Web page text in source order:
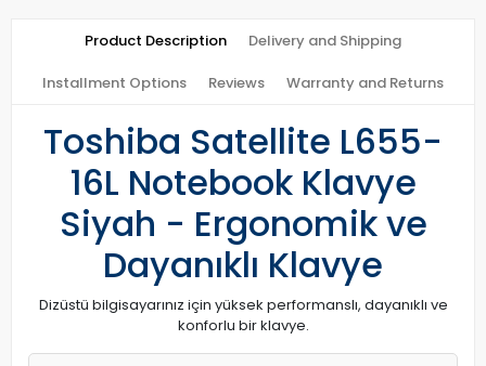
Product Description Delivery and Shipping
Installment Options Reviews Warranty and Returns
Toshiba Satellite L655-
16L Notebook Klavye
Siyah - Ergonomik ve
Dayanıklı Klavye
Dizüstü bilgisayarınız için yüksek performanslı, dayanıklı ve
konforlu bir klavye.